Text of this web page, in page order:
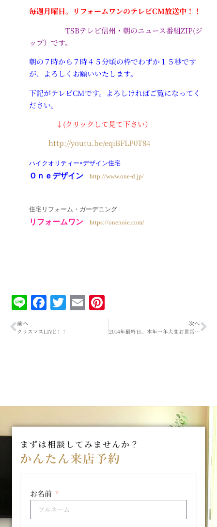
毎週月曜日。リフォームワンのテレビCM放送中！！
TSBテレビ信州・朝のニュース番組ZIP(ジ
ップ）です。
朝の７時から７時４５分頃の枠でわずか１５秒です
が、よろしくお願いいたします。
下記がテレビCMです。よろしければご覧になってく
ださい。
↓(クリックして見て下さい）
http://youtu.be/eqiBFLP0T84
ハイクオリティー×デザイン住宅
Ｏｎｅデザイン http://www.one-d.jp/
住宅リフォーム・ガーデニング
リフォームワン https://onenoie.com/
LineFacebook
Twitter
Email
前へ
クリスマスLIVE！！
次へ
2014年最終日。本年一年大変お世話になりました！！
まずは相談してみませんか？
かんたん来店予約
お名前